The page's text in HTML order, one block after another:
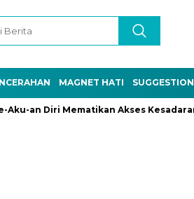
MAGNET HATI SUGGESTION
Mematikan Akses Kesadaran Hidup